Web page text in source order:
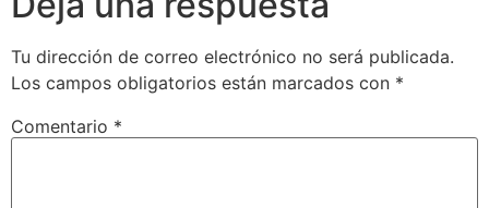
Tu dirección de correo electrónico no será publicada.
Los campos obligatorios están marcados con *
Comentario *